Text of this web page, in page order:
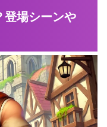
登場シーンや